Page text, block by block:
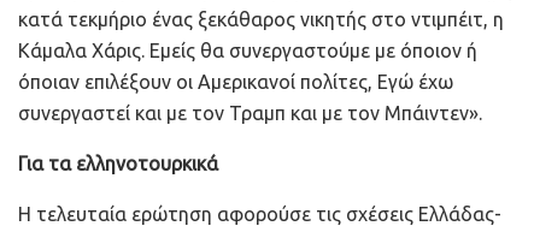
κατά τεκμήριο ένας ξεκάθαρος νικητής στο ντιμπέιτ, η
Κάμαλα Χάρις. Εμείς θα συνεργαστούμε με όποιον ή
όποιαν επιλέξουν οι Αμερικανοί πολίτες, Εγώ έχω
συνεργαστεί και με τον Τραμπ και με τον Μπάιντεν».
Για τα ελληνοτουρκικά
Η τελευταία ερώτηση αφορούσε τις σχέσεις Ελλάδας-